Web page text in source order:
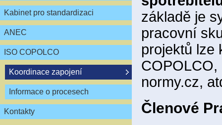
Kabinet pro standardizaci
ANEC
ISO COPOLCO
Koordinace zapojení
Informace o procesech
Kontakty
základě je
pracovní
projektů lze
normy.cz,
Členové